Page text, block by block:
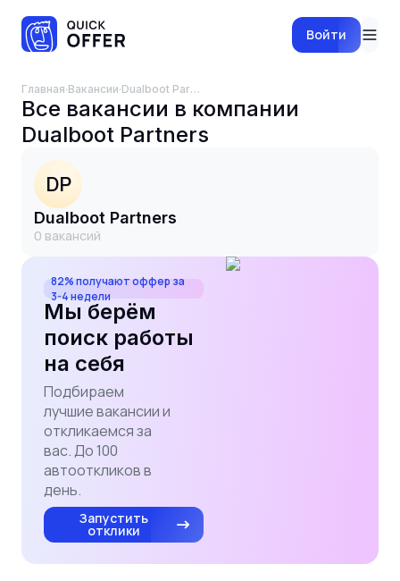
Войти
Главная·Вакансии· Dualboot Partners
Все вакансии в компании
Dualboot Partners
DP
Dualboot Partners
0 вакансий
82% получают оффер за
3-4 недели
Мы берём
поиск работы
на себя
Подбираем
лучшие вакансии и
откликаемся за
вас. До 100
автооткликов в
день.
Запустить
отклики